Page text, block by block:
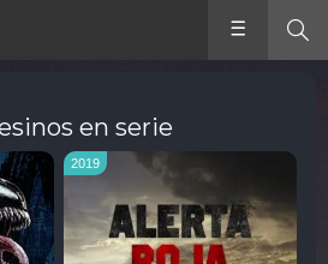
en serie
2019